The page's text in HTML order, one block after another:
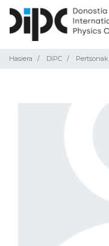
Hasiera DIPC Pertsonak